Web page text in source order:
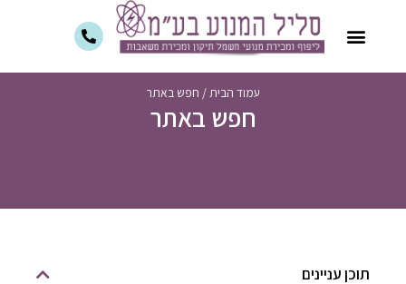
עמוד הבית/ חפש באתר
חפש באתר
תוכן עניינים